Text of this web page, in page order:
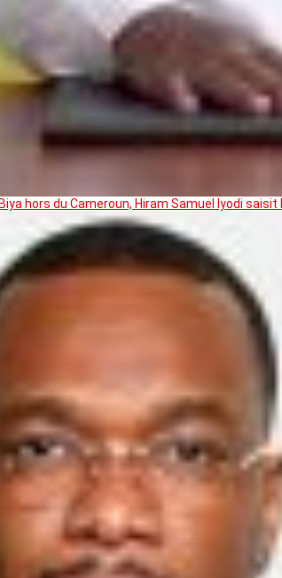
hors du Cameroun, Hiram Samuel Iyodi saisit